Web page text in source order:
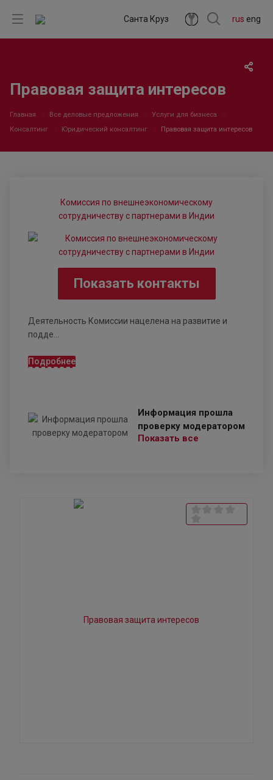
rus eng
Санта Круз
Правовая защита интересов
Главная Все деловые предложения
Услуги для бизнеса
Консалтинг
Юридический консалтинг Правовая защита интересов
Комиссия по внешнеэкономическому
сотрудничеству с партнерами в Индии
Показать контакты
Деятельность Комиссии нацелена на развитие и
подде...
Подробнее
Информация прошла
проверку модератором
Показать все